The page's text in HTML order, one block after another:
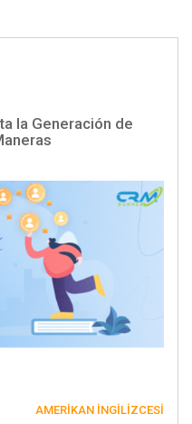
la Generación de
AMERIKAN İNGILIZCESI